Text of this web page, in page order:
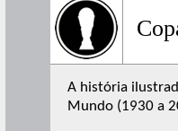
A história
Mundo (1930 a